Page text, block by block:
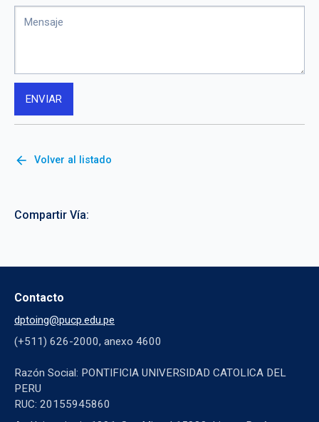
arrow_back Volver al listado
Compartir Vía:
Contacto
dptoing@pucp.edu.pe
(+511) 626-2000, anexo 4600
Razón Social: PONTIFICIA UNIVERSIDAD CATOLICA DEL
PERU
RUC: 20155945860